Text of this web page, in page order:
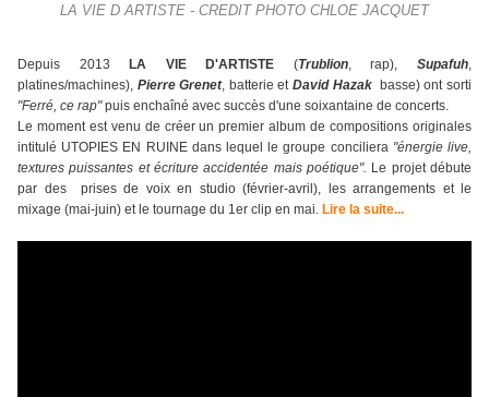
LA VIE D ARTISTE - CREDIT PHOTO CHLOE JACQUET
Depuis 2013 LA VIE D'ARTISTE (Trublion, rap),Supafuh,
platines/machines), Pierre Grenet, batterie etDavid Hazak basse) ont sorti
"Ferré, ce rap"puis enchaîné avec succès d'une soixantaine de concerts.
Le moment est venu de créer un premier album de compositions originales
intitulé UTOPIES EN RUINE dans lequel le groupe conciliera"énergie live,
textures puissantes et écriture accidentée mais poétique". Le projet débute
par des prises de voix en studio (février-avril), les arrangements et le
mixage (mai-juin) et le tournage du 1er clip en mai. Lire la suite...